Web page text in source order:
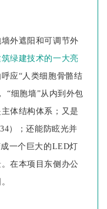
外遮阳和可调节外
绿建技术的一大亮
应“人类细胞骨骼结
“细胞墙”从内到外包
体结构体系；又是
）；还能防眩光并
一个巨大的LED灯
在本项目东侧办公